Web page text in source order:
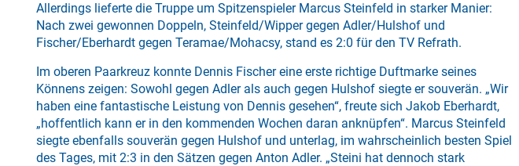
Allerdings lieferte die Truppe um Spitzenspieler Marcus Steinfeld in starker Manier:
Nach zwei gewonnen Doppeln, Steinfeld/Wipper gegen Adler/Hulshof und
Fischer/Eberhardt gegen Teramae/Mohacsy, stand es 2:0 für den TV Refrath.
Im oberen Paarkreuz konnte Dennis Fischer eine erste richtige Duftmarke seines
Könnens zeigen: Sowohl gegen Adler als auch gegen Hulshof siegte er souverän. „Wir
haben eine fantastische Leistung von Dennis gesehen“, freute sich Jakob Eberhardt,
„hoffentlich kann er in den kommenden Wochen daran anknüpfen“. Marcus Steinfeld
siegte ebenfalls souverän gegen Hulshof und unterlag, im wahrscheinlich besten Spiel
des Tages, mit 2:3 in den Sätzen gegen Anton Adler. „Steini hat dennoch stark